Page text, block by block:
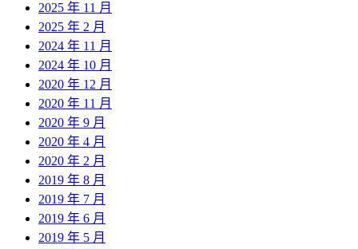
2025 年 11 月
2025 年 2 月
2024 年 11 月
2024 年 10 月
2020 年 12 月
2020 年 11 月
2020 年 9 月
2020 年 4 月
2020 年 2 月
2019 年 8 月
2019 年 7 月
2019 年 6 月
2019 年 5 月